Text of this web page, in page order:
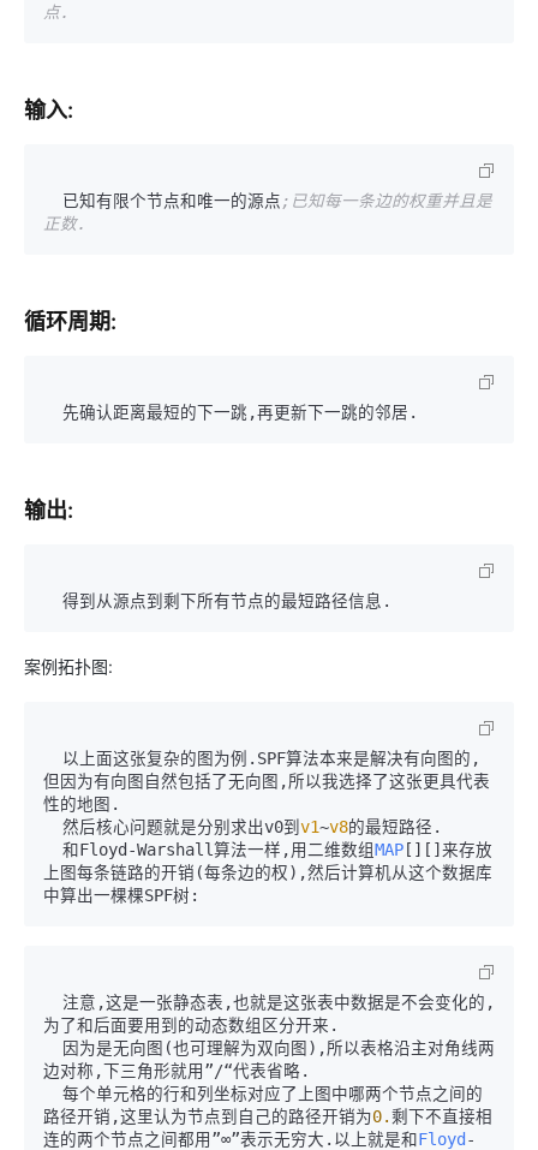
点.
输入:
  已知有限个节点和唯一的源点
;已知每一条边的权重并且是
正数.
循环周期:
输出:
案例拓扑图:
但因为有向图自然包括了无向图,所以我选择了这张更具代表
性的地图.
  然后核心问题就是分别求出v0到
v1~v8的最短路径.
  和Floyd-Warshall算法一样,用二维数组
MAP [][]来存放
上图每条链路的开销(每条边的权),然后计算机从这个数据库
中算出一棵棵SPF树:
为了和后面要用到的动态数组区分开来.
边对称,下三角形就用”/“代表省略.
路径开销,这里认为节点到自己的路径开销为0.剩下不直接相
连的两个节点之间都用”∞”表示无穷大.以上就是和Floyd -